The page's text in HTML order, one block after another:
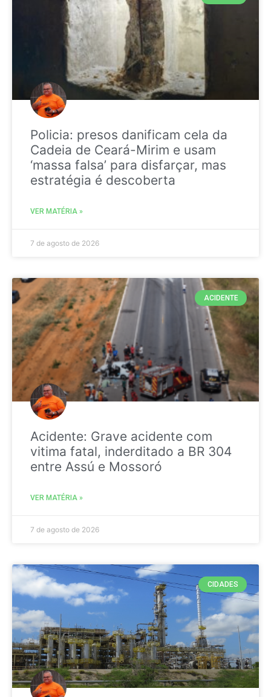
Policia: presos danificam cela da
Cadeia de Ceará-Mirim e usam
‘massa falsa’ para disfarçar, mas
estratégia é descoberta
VER MATÉRIA »
7 de agosto de 2026
ACIDENTE
Acidente: Grave acidente com
vitima fatal, inderditado a BR 304
entre Assú e Mossoró
VER MATÉRIA »
7 de agosto de 2026
CIDADES